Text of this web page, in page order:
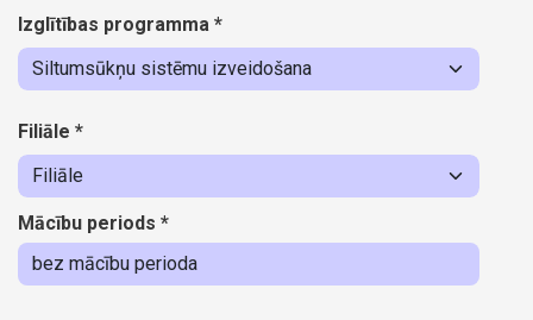
Izglītības programma *
Filiāle *
Mācību periods *